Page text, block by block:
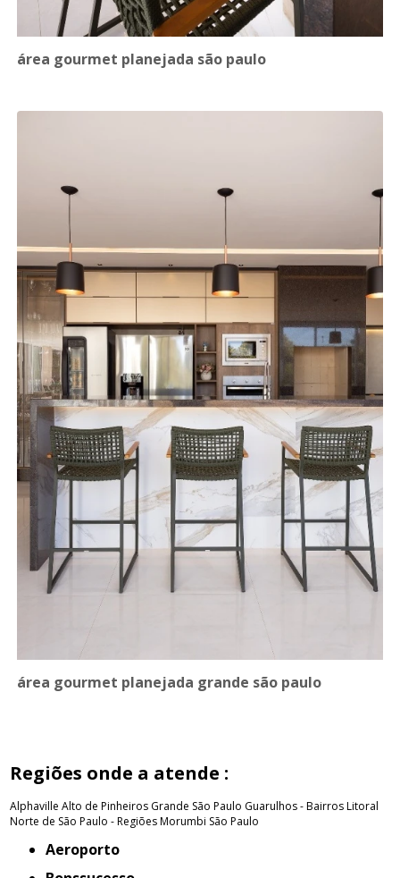
área gourmet planejada são paulo
área gourmet planejada grande são paulo
Regiões onde a atende :
Alphaville Alto de Pinheiros Grande São Paulo Guarulhos - BairrosLitoral
Norte de São Paulo - RegiõesMorumbi São Paulo
Aeroporto